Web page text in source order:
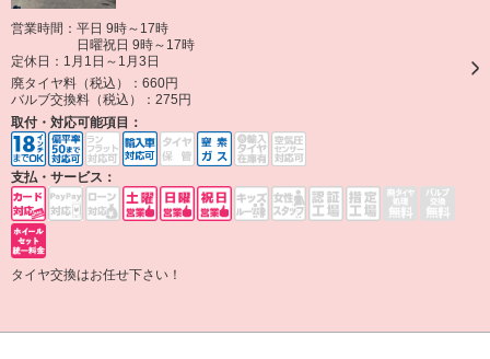
営業時間：平日 9時～17時
日曜祝日 9時～17時
定休日： 1月1日～1月3日
廃タイヤ料（税込）： 660円
バルブ交換料（税込）： 275円
取付・対応可能項目：
支払・サービス：
タイヤ交換はお任せ下さい！